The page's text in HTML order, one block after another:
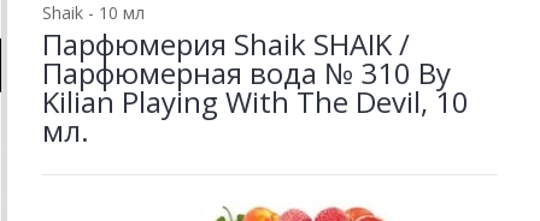
Shaik - 10 мл
Парфюмерия Shaik SHAIK /
Парфюмерная вода № 310 By
Kilian Playing With The Devil, 10
мл.